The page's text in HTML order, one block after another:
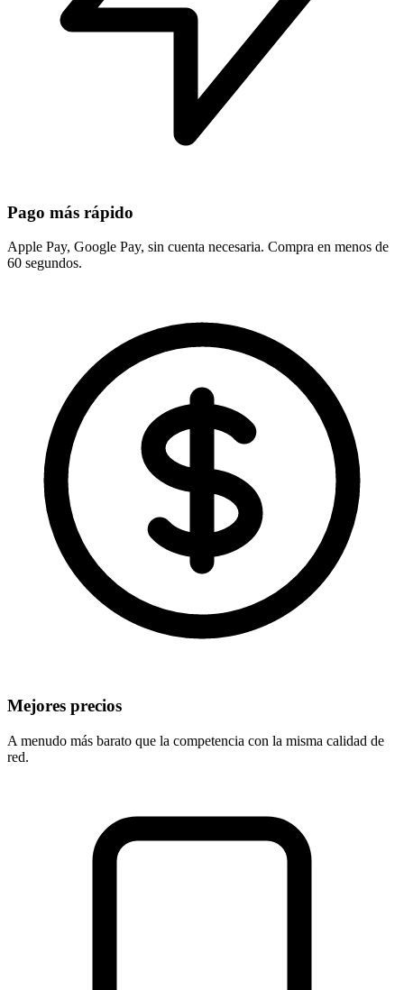
Pago más rápido
Apple Pay, Google Pay, sin cuenta necesaria. Compra en menos de
60 segundos.
Mejores precios
A menudo más barato que la competencia con la misma calidad de
red.